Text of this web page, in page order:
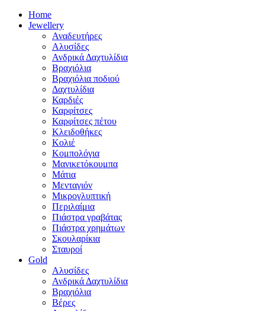
Home
Jewellery
Αναδευτήρες
Αλυσίδες
Ανδρικά Δαχτυλίδια
Βραχιόλια
Βραχιόλια ποδιού
Δαχτυλίδια
Καρδιές
Καρφίτσες
Καρφίτσες πέτου
Κλειδοθήκες
Κολιέ
Κομπολόγια
Μανικετόκουμπα
Μάτια
Μενταγιόν
Μικρογλυπτική
Περιλαίμια
Πιάστρα γραβάτας
Πιάστρα χρημάτων
Σκουλαρίκια
Σταυροί
Gold
Αλυσίδες
Ανδρικά Δαχτυλίδια
Βραχιόλια
Βέρες